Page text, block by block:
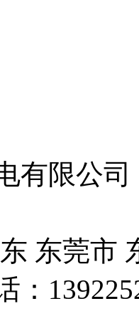
有限公
东莞市